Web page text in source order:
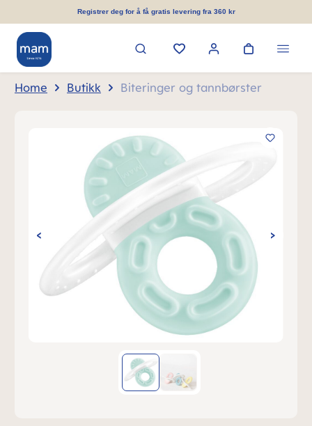
Registrer deg for å få gratis levering fra 360 kr
Home Butikk Biteringer og tannbørster